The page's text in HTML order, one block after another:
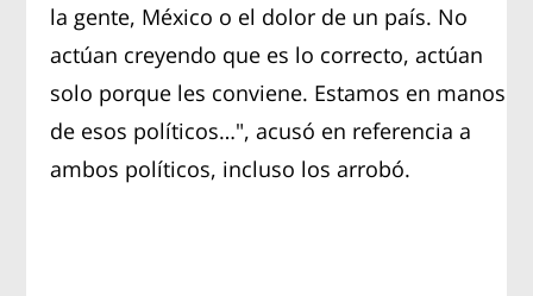
la gente, México o el dolor de un país. No
actúan creyendo que es lo correcto, actúan
solo porque les conviene. Estamos en manos
de esos políticos…", acusó en referencia a
ambos políticos, incluso los arrobó.